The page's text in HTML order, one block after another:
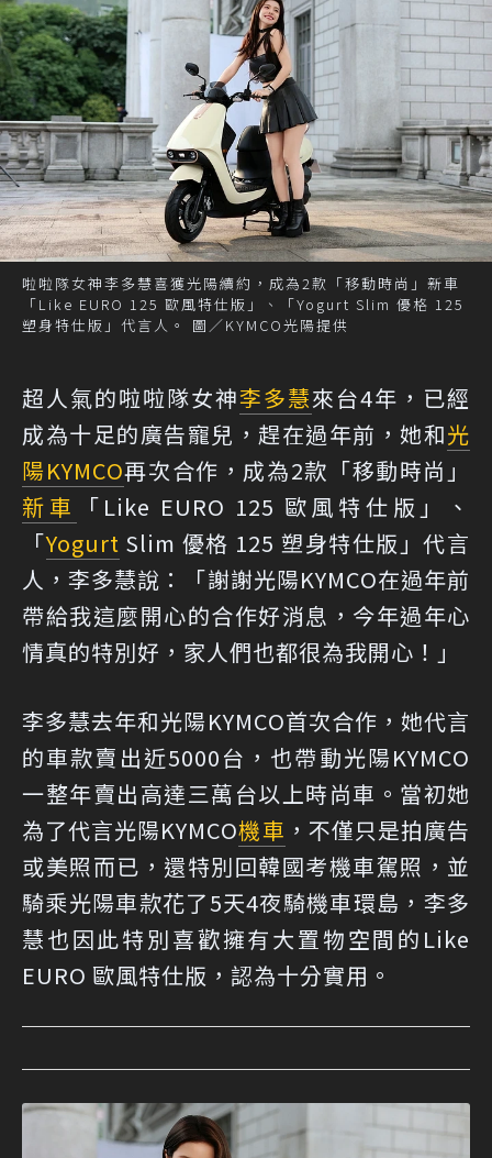
啦啦隊女神李多慧喜獲光陽續約，成為2款「移動時尚」新車
「Like EURO 125 歐風特仕版」、「Yogurt Slim 優格 125
塑身特仕版」代言人。 圖／KYMCO光陽提供
超人氣的啦啦隊女神李多慧來台4年，已經
成為十足的廣告寵兒，趕在過年前，她和光
陽KYMCO再次合作，成為2款「移動時尚」
新車
「Like EURO 125 歐風特仕版」、
「Yogurt Slim 優格 125 塑身特仕版」代言
人，李多慧說：「謝謝光陽KYMCO在過年前
帶給我這麼開心的合作好消息，今年過年心
情真的特別好，家人們也都很為我開心！」
李多慧去年和光陽KYMCO首次合作，她代言
的車款賣出近5000台，也帶動光陽KYMCO
一整年賣出高達三萬台以上時尚車。當初她
為了代言光陽KYMCO機車 ，不僅只是拍廣告
或美照而已，還特別回韓國考機車駕照，並
騎乘光陽車款花了5天4夜騎機車環島，李多
慧也因此特別喜歡擁有大置物空間的Like
EURO 歐風特仕版，認為十分實用。